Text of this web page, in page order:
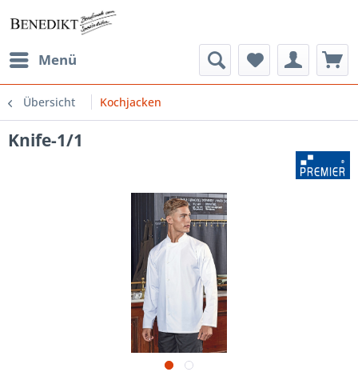
Menü
Übersicht Kochjacken
Knife-1/1